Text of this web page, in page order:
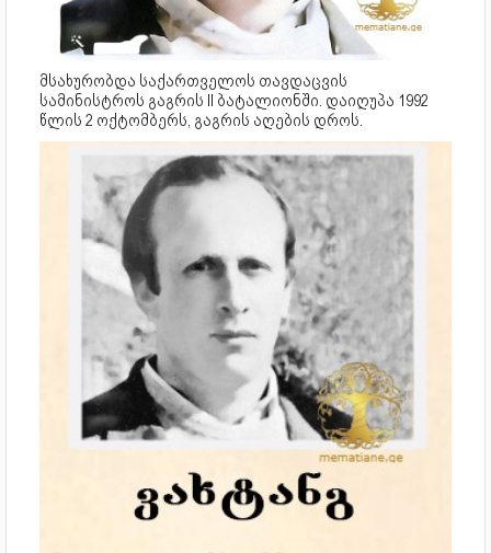
მსახურობდა საქართველოს თავდაცვის
სამინისტროს გაგრის II ბატალიონში. დაიღუპა 1992
წლის 2 ოქტომბერს, გაგრის აღების დროს.